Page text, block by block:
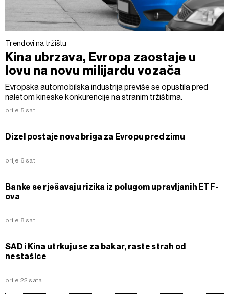
Trendovi na tržištu
Kina ubrzava, Evropa zaostaje u
lovu na novu milijardu vozača
Evropska automobilska industrija previše se opustila pred
naletom kineske konkurencije na stranim tržištima.
prije 5 sati
Dizel postaje nova briga za Evropu pred zimu
prije 6 sati
Banke se rješavaju rizika iz polugom upravljanih ETF-
ova
prije 8 sati
SAD i Kina utrkuju se za bakar, raste strah od
nestašice
prije 22 sata